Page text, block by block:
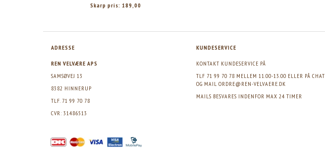
Skarp pris: 189,00
ADRESSE
REN VELVÆRE APS
SAMSØVEJ 13
8382 HINNERUP
TLF. 71 99 70 78
CVR: 31486513
KUNDESERVICE
KONTAKT KUNDESERVICE PÅ
TLF 71 99 70 78 MELLEM 11.00-13.00 ELLER PÅ CHAT
OG MAIL ORDRE@REN-VELVAERE.DK
MAILS BESVARES INDENFOR MAX 24 TIMER